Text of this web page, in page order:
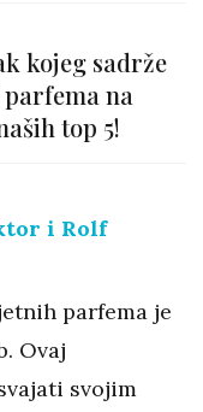
kojeg sadrže
na
top 5!
i Rolf
parfema je
Ovaj
svojim